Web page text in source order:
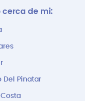
cerca de mi:
Del Pinatar